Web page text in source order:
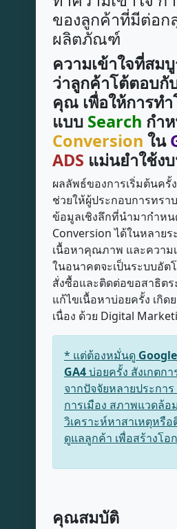
ของลูกค้าที่มีต่อก
ผลิตภัณฑ์
ความเข้าใจที่ส
ว่าลูกค้าโต้ตอบกั
คุณ เพื่อให้การท
แบบ Search กำ
Conversion ใน
ADS แม่นยำใช้ง
ผลลัพธ์ของการเริ่มต้นครั้
ช่วยให้ผู้ประกอบการทรา
ข้อมูลเชิงลึกที่นำมากำหน
Conversion ได้ในหลาย
เนื้อหาคุณภาพ และความ
ในอนาคตจะเป็นระบบอัต
สั่งซื้อและติดต่อขอสาธิตร
แก้ไขเนื้อหาบ่อยครั้ง เกิด
เนื่อง ด้วย Digital
* แต่ต้องหมั่นดู
GA4บ่อยครั้ง สังเกตก
จากปัจจัยหลายประการ
การเมือง สภาพแวดล้อ
วิเคราะห์หาสาเหตุหรื
ดูแลลูกค้า เพื่อสร้างโอ
คุณสมบัติ